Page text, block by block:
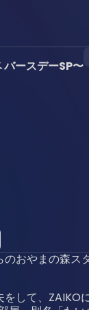
ースデーSP〜
おやまの森ス
して、ZAIKO